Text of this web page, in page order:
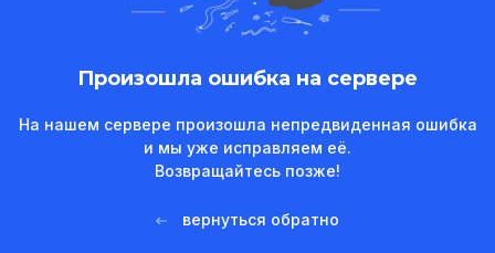
Произошла ошибка на сервере
На нашем сервере произошла непредвиденная ошибка
и мы уже исправляем её.
Возвращайтесь позже!
вернуться обратно